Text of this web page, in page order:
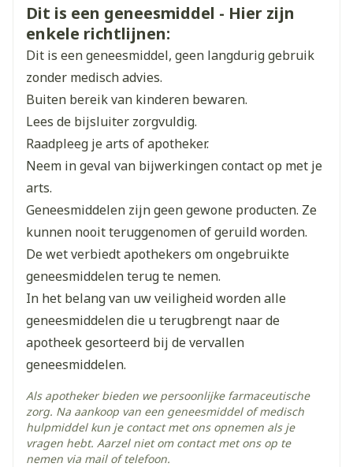
Merken Strepsils
Breedte 110 mm
Lengte
Diepte 31 mm
Verpakking
36
Ingrediënten
amylmetacresol,
dichloorbenzylalcohol,
lidocaïne hydrochloride
Behoud
Kamertemperatuur (15°C -
Veiligheidsinformatie
Dit is een geneesmiddel - Hier zijn
enkele richtlijnen:
Dit is een geneesmiddel, geen langdurig gebruik
zonder medisch advies.
Buiten bereik van kinderen bewaren.
Lees de bijsluiter zorgvuldig.
Raadpleeg je arts of apotheker.
Neem in geval van bijwerkingen contact op met je
arts.
Geneesmiddelen zijn geen gewone producten. Ze
kunnen nooit teruggenomen of geruild worden.
De wet verbiedt apothekers om ongebruikte
geneesmiddelen terug te nemen.
In het belang van uw veiligheid worden alle
geneesmiddelen die u terugbrengt naar de
apotheek gesorteerd bij de vervallen
geneesmiddelen.
Als apotheker bieden we persoonlijke farmaceutische
zorg. Na aankoop van een geneesmiddel of medisch
hulpmiddel kun je contact met ons opnemen als je
vragen hebt. Aarzel niet om contact met ons op te
nemen via mail of telefoon.